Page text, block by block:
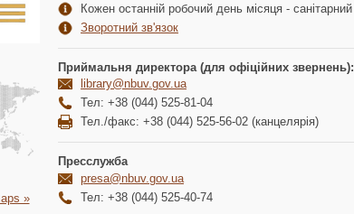
»
Кожен останній робочий день місяця - санітарний
Зворотний зв'язок
Приймальня директора (для офіційних звернень):
library@nbuv.gov.ua
Тел: +38 (044) 525-81-04
Тел./факс: +38 (044) 525-56-02 (канцелярія)
Пресслужба
presa@nbuv.gov.ua
Тел: +38 (044) 525-40-74